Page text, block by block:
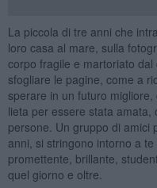
La piccola di tre anni che
loro casa al mare, sulla
corpo fragile e martoriato
sfogliare le pagine, come a
sperare in un futuro
lieta per essere stata
persone. Un gruppo di amici
anni, si stringono intorno a
promettente, brillante,
quel giorno e oltre.